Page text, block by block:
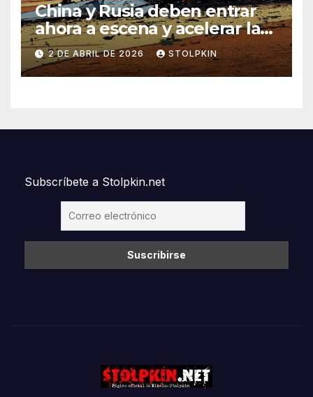
China y Rusia deben entrar
ahora a escena y acelerar la
reconfiguración del Nuevo
Orden Mundial
2 DE ABRIL DE 2026 STOLPKIN
Subscríbete a Stolpkin.net